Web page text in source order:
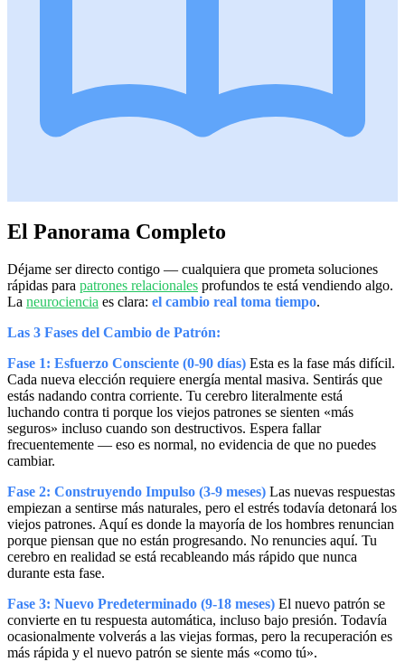
El Panorama Completo
Déjame ser directo contigo — cualquiera que prometa soluciones
rápidas para patrones relacionales profundos te está vendiendo algo.
La neurociencia es clara: el cambio real toma tiempo.
Las 3 Fases del Cambio de Patrón:
Fase 1: Esfuerzo Consciente (0-90 días) Esta es la fase más difícil.
Cada nueva elección requiere energía mental masiva. Sentirás que
estás nadando contra corriente. Tu cerebro literalmente está
luchando contra ti porque los viejos patrones se sienten «más
seguros» incluso cuando son destructivos. Espera fallar
frecuentemente — eso es normal, no evidencia de que no puedes
cambiar.
Fase 2: Construyendo Impulso (3-9 meses) Las nuevas respuestas
empiezan a sentirse más naturales, pero el estrés todavía detonará los
viejos patrones. Aquí es donde la mayoría de los hombres renuncian
porque piensan que no están progresando. No renuncies aquí. Tu
cerebro en realidad se está recableando más rápido que nunca
durante esta fase.
Fase 3: Nuevo Predeterminado (9-18 meses) El nuevo patrón se
convierte en tu respuesta automática, incluso bajo presión. Todavía
ocasionalmente volverás a las viejas formas, pero la recuperación es
más rápida y el nuevo patrón se siente más «como tú».